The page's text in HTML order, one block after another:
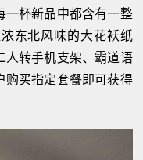
一杯新品中都含有一整
东北风味的大花袄纸
人转手机支架、霸道语
购买指定套餐即可获得